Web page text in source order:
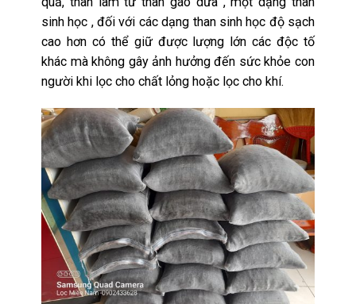
sinh học , đối với các dạng than sinh học độ sạch
cao hơn có thể giữ được lượng lớn các độc tố
khác mà không gây ảnh hưởng đến sức khỏe con
người khi lọc cho chất lỏng hoặc lọc cho khí.